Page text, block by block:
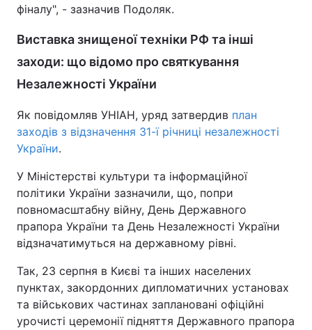
фіналу", - зазначив Подоляк.
Виставка знищеної техніки РФ та інші
заходи: що відомо про святкування
Незалежності України
Як повідомляв УНІАН, уряд затвердив план
заходів з відзначення 31-ї річниці незалежності
України.
У Міністерстві культури та інформаційної
політики України зазначили, що, попри
повномасштабну війну, День Державного
прапора України та День Незалежності України
відзначатимуться на державному рівні.
Так, 23 серпня в Києві та інших населених
пунктах, закордонних дипломатичних установах
та військових частинах заплановані офіційні
урочисті церемонії підняття Державного прапора